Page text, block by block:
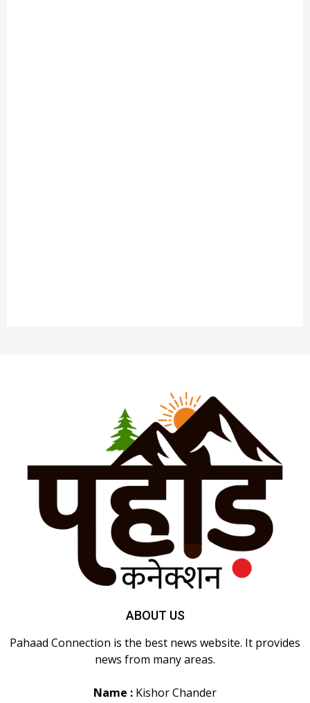
ABOUT US
Pahaad Connection is the best news website. It provides
news from many areas.
Name : Kishor Chander